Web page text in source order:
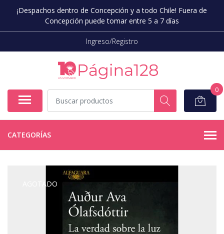
¡Despachos dentro de Concepción y a todo Chile! Fuera de
Concepción puede tomar entre 5 a 7 días
Ingreso/Registro
0
CATEGORÍAS
AGOTADO